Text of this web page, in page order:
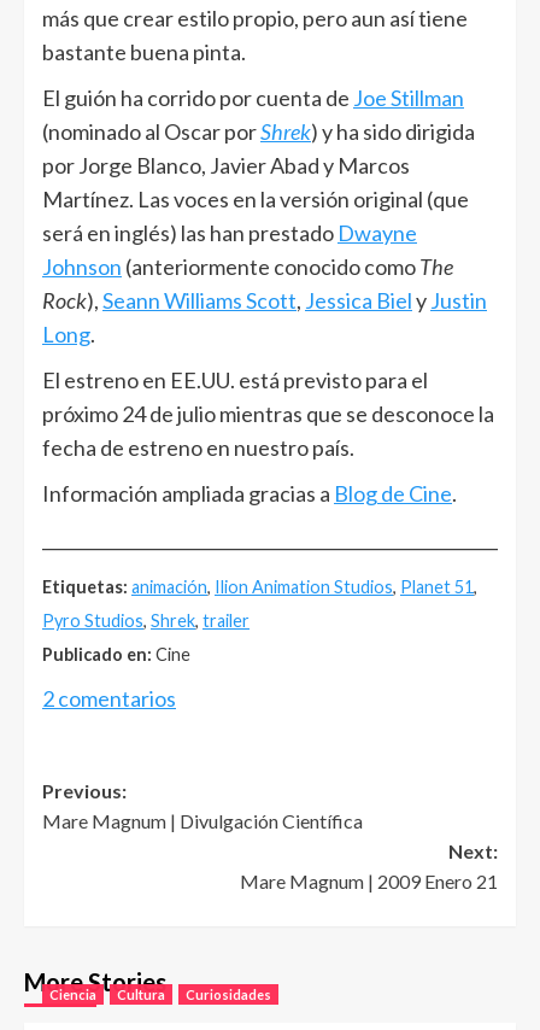
más que crear estilo propio, pero aun así tiene
bastante buena pinta.
El guión ha corrido por cuenta de Joe Stillman
(nominado al Oscar porShrek) y ha sido dirigida
por Jorge Blanco, Javier Abad y Marcos
Martínez. Las voces en la versión original (que
será en inglés) las han prestado Dwayne
Johnson (anteriormente conocido comoThe
Rock),Seann Williams Scott, Jessica BielyJustin
Long.
El estreno en EE.UU. está previsto para el
próximo 24 de julio mientras que se desconoce la
fecha de estreno en nuestro país.
Información ampliada gracias a Blog de Cine.
Etiquetas: animación, Ilion Animation Studios, Planet 51,
Pyro Studios, Shrek, trailer
Publicado en: Cine
2 comentarios
Post
navigation
Previous:
Mare Magnum | Divulgación Científica
Next:
Mare Magnum | 2009 Enero 21
More Stories
Ciencia Cultura Curiosidades